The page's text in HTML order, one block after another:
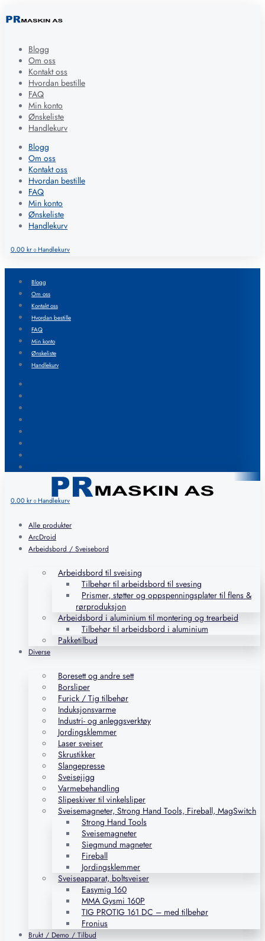
Blogg
Om oss
Kontakt oss
Hvordan bestille
FAQ
Min konto
Ønskeliste
Handlekurv
Blogg
Om oss
Kontakt oss
Hvordan bestille
FAQ
Min konto
Ønskeliste
Handlekurv
0.00kr 0 Handlekurv
Blogg
Om oss
Kontakt oss
Hvordan bestille
FAQ
Min konto
Ønskeliste
Handlekurv
0.00kr 0 Handlekurv
Alle produkter
ArcDroid
Arbeidsbord / Sveisebord
Arbeidsbord til sveising
Tilbehør til arbeidsbord til svesing
Prismer, støtter og oppspenningsplater til flens &
rørproduksjon
Arbeidsbord i aluminium til montering og trearbeid
Tilbehør til arbeidsbord i aluminium
Pakketilbud
Diverse
Boresett og andre sett
Borsliper
Furick / Tig tilbehør
Induksjonsvarme
Industri- og anleggsverktøy
Jordingsklemmer
Laser sveiser
Skrustikker
Slangepresse
Sveisejigg
Varmebehandling
Slipeskiver til vinkelsliper
Sveisemagneter, Strong Hand Tools, Fireball, MagSwitch
Strong Hand Tools
Sveisemagneter
Siegmund magneter
Fireball
Jordingsklemmer
Sveiseapparat, boltsveiser
Easymig 160
MMA Gysmi 160P
TIG PROTIG 161 DC – med tilbehør
Fronius
Brukt / Demo / Tilbud